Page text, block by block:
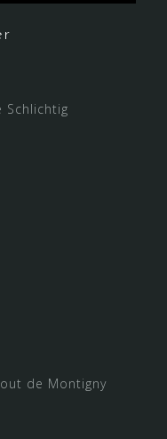
Schlichtig
de Montigny